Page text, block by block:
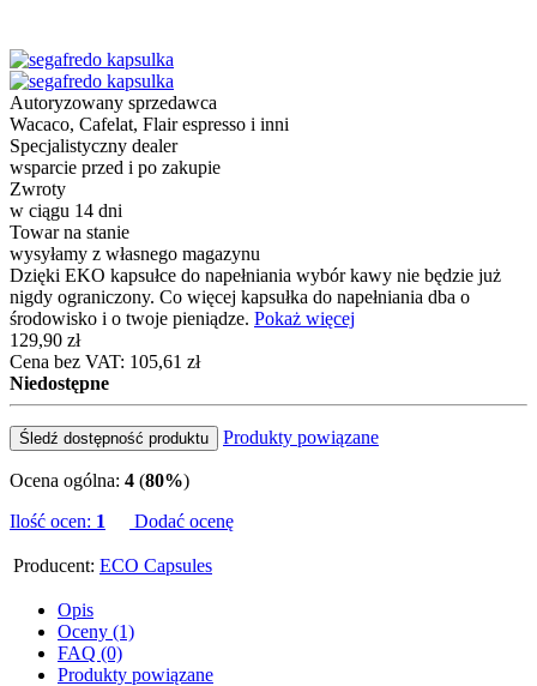
Autoryzowany sprzedawca
Wacaco, Cafelat, Flair espresso i inni
Specjalistyczny dealer
wsparcie przed i po zakupie
Zwroty
w ciągu 14 dni
Towar na stanie
wysyłamy z własnego magazynu
Dzięki EKO kapsułce do napełniania wybór kawy nie będzie już
nigdy ograniczony. Co więcej kapsułka do napełniania dba o
środowisko i o twoje pieniądze. Pokaż więcej
129,90 zł
Cena bez VAT: 105,61 zł
Niedostępne
Śledź dostępność produktu Produkty powiązane
Ocena ogólna: 4 (80%)
Ilość ocen: 1 Dodać ocenę
Producent: ECO Capsules
Opis
Oceny (1)
FAQ (0)
Produkty powiązane